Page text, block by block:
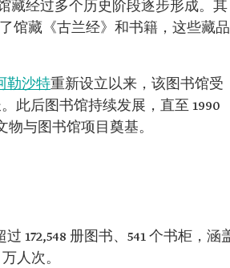
藏经过多个历史阶段逐步形成。其
馆藏《古兰经》和书籍，这些藏品
勒沙特重新设立以来，该图书馆受
此后图书馆持续发展，直至 1990
物与图书馆项目奠基。
172,548 册图书、541 个书柜，涵
人次。